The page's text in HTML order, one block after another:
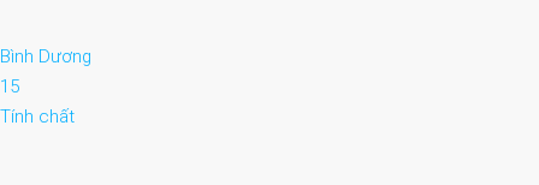
Bình Dương
15
Tính chất